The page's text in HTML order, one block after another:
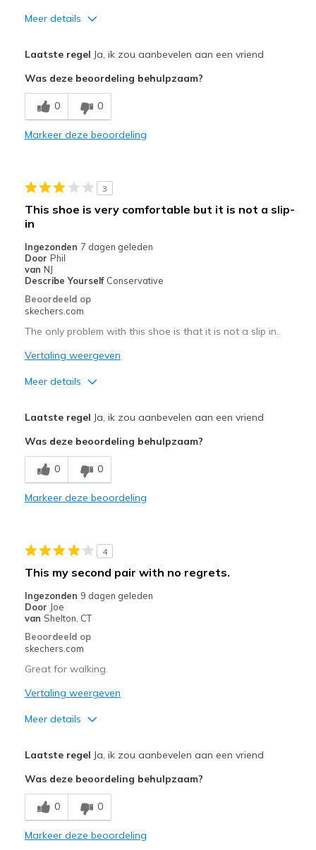
Meer details
Beste toepassingen
Casual Wear
View On Shoes
Shoes are for Wearing
Laatste regel Ja, ik zou aanbevelen aan een vriend
Was deze beoordeling behulpzaam?
0 0
Markeer deze beoordeling
3
This shoe is very comfortable but it is not a slip-
in
Ingezonden 7 dagen geleden
Door Phil
van NJ
Describe Yourself Conservative
Beoordeeld op
skechers.com
The only problem with this shoe is that it is not a slip in.
Vertaling weergeven
Meer details
Minpunten
Not a slip in
Feels true to width
Sizing
Feels true to size
View On Shoes
Shoes are for Wearing
Laatste regel Ja, ik zou aanbevelen aan een vriend
Was deze beoordeling behulpzaam?
0 0
Markeer deze beoordeling
4
This my second pair with no regrets.
Ingezonden 9 dagen geleden
Door Joe
van Shelton, CT
Beoordeeld op
skechers.com
Great for walking.
Vertaling weergeven
Meer details
Durable
Beste toepassingen
Casual Wear
Laatste regel Ja, ik zou aanbevelen aan een vriend
Was deze beoordeling behulpzaam?
0 0
Markeer deze beoordeling